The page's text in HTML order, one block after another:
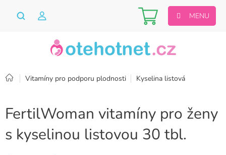
Nákupní
košík
Domů
Vitamíny pro podporu plodnosti Kyselina listová
FertilWoman vitamíny pro ženy
s kyselinou listovou 30 tbl.